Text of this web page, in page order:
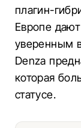
плагин-
Европе
уверенным
Denza
которая
статусе.